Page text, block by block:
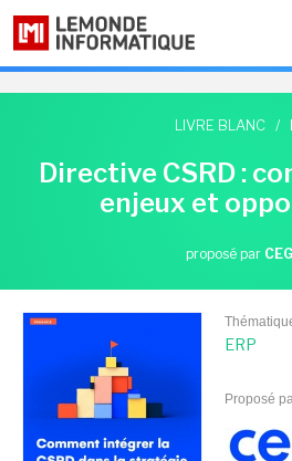
LIVRE BLANC /
Directive CSRD :
enjeux et
proposé par
ERP
Proposé